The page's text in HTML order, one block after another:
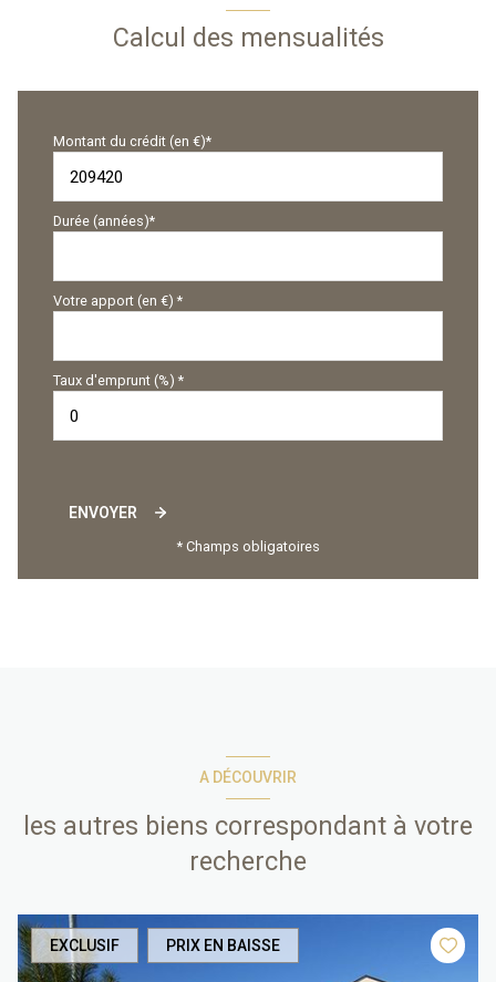
Calcul des mensualités
Montant du crédit (en €)*
Durée (années)*
Votre apport (en €) *
Taux d'emprunt (%) *
ENVOYER
* Champs obligatoires
A DÉCOUVRIR
les autres biens correspondant à votre
recherche
EXCLUSIF PRIX EN BAISSE